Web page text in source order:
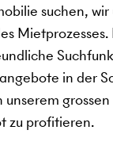
suchen, wir
Mietprozesses.
in der
zu profitieren.